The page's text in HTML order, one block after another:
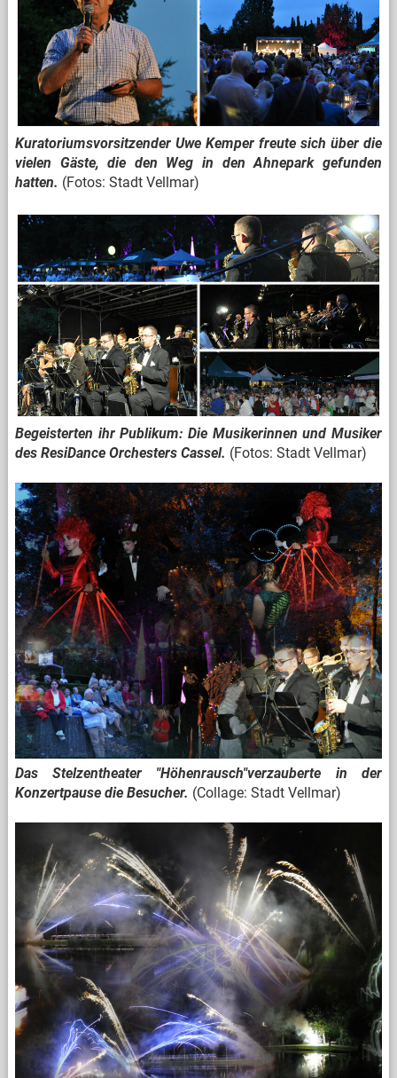
Kuratoriumsvorsitzender Uwe Kemper freute sich über die
vielen Gäste, die den Weg in den Ahnepark gefunden
hatten. (Fotos: Stadt Vellmar)
Begeisterten ihr Publikum: Die Musikerinnen und Musiker
des ResiDance Orchesters Cassel. (Fotos: Stadt Vellmar)
Das Stelzentheater "Höhenrausch"verzauberte in der
Konzertpause die Besucher. (Collage: Stadt Vellmar)